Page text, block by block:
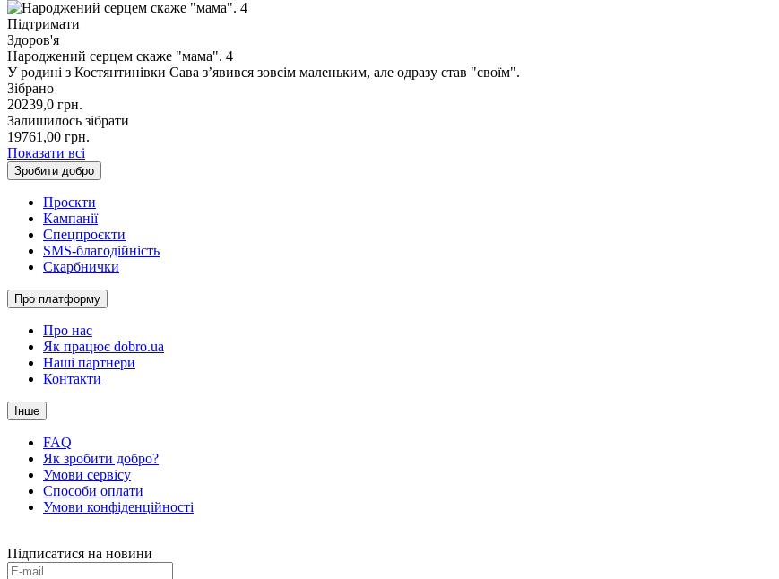
Підтримати
Здоров'я
Народжений серцем скаже "мама". 4
У родині з Костянтинівки Сава з’явився зовсім маленьким, але одразу став "своїм".
Зібрано
20239,0 грн.
Залишилось зібрати
19761,00 грн.
Показати всі
Зробити добро
Проєкти
Кампанії
Спецпроєкти
SMS-благодійність
Скарбнички
Про платформу
Про нас
Як працює dobro.ua
Наші партнери
Контакти
Інше
FAQ
Як зробити добро?
Умови сервісу
Способи оплати
Умови конфіденційності
Підписатися на новини